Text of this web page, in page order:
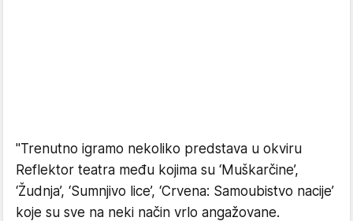
"Trenutno igramo nekoliko predstava u okviru
Reflektor teatra među kojima su ‘Muškarčine’,
‘Žudnja’, ‘Sumnjivo lice’, ‘Crvena: Samoubistvo nacije’
koje su sve na neki način vrlo angažovane.